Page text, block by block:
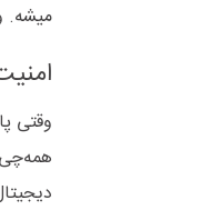
میشه.
وقتی
همه‌چی